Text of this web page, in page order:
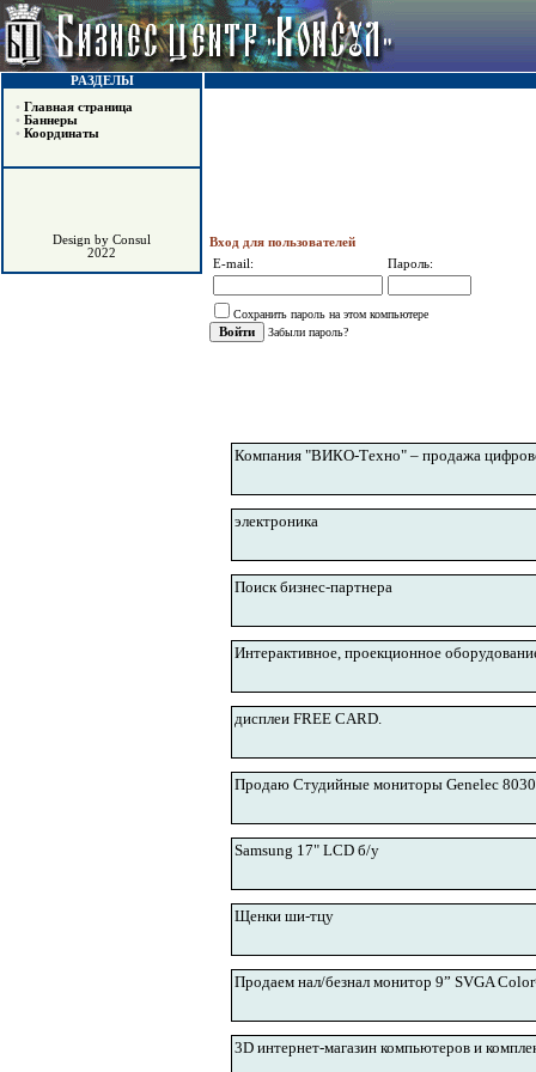
РАЗДЕЛЫ
• Главная страница
• Баннеры
• Координаты
Design by Consul
2022
Вход для пользователей
E-mail:
Пароль:
Сохранить пароль на этом компьютере
Забыли пароль?
Компания "ВИКО-Техно" – продажа
электроника
Поиск бизнес-партнера
Интерактивное, проекционное
дисплеи FREE CARD.
Продаю Студийные мониторы Genelec
Samsung 17" LCD б/у
Щенки ши-тцу
Продаем нал/безнал монитор 9” SVGA
3D интернет-магазин компьютеров и